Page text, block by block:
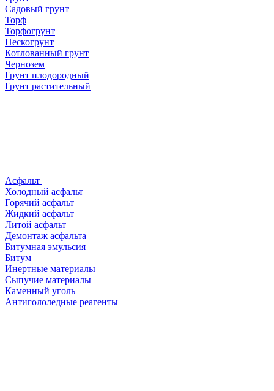
Садовый грунт
Торф
Торфогрунт
Пескогрунт
Котлованный грунт
Чернозем
Грунт плодородный
Грунт растительный
Асфальт
Холодный асфальт
Горячий асфальт
Жидкий асфальт
Литой асфальт
Демонтаж асфальта
Битумная эмульсия
Битум
Инертные материалы
Сыпучие материалы
Каменный уголь
Антигололедные реагенты